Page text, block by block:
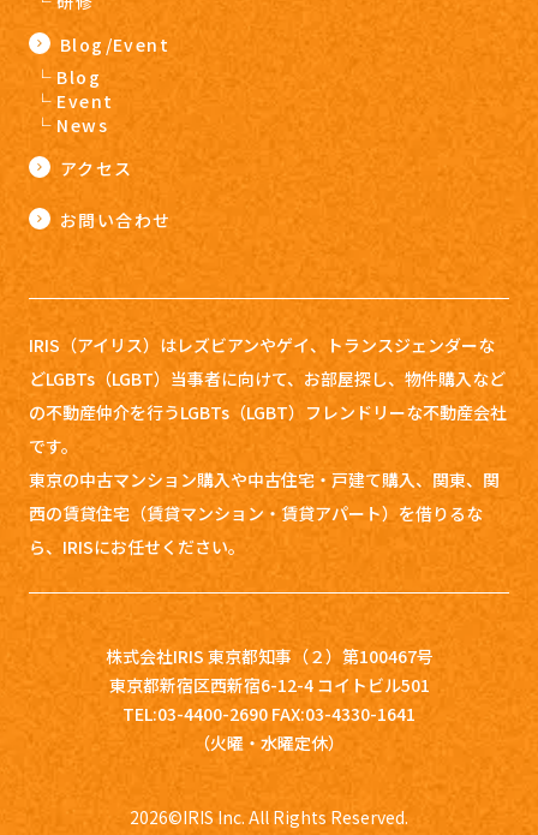
Blog/Event
Blog
Event
News
アクセス
お問い合わせ
IRIS（アイリス）はレズビアンやゲイ、トランスジェンダーな
どLGBTs（LGBT）当事者に向けて、お部屋探し、 物件購入など
の不動産仲介を行うLGBTs（LGBT）フレンドリーな不動産会社
です。
東京の中古マンション購入や中古住宅・戸建て購入、関東、関
西の賃貸住宅（賃貸マンション・賃貸アパート）を借りるな
ら、IRISにお任せください。
株式会社IRIS 東京都知事（２）第100467号
東京都新宿区西新宿6-12-4 コイトビル501
TEL:03-4400-2690 FAX:03-4330-1641
（火曜・水曜定休）
2026©IRIS Inc. All Rights Reserved.